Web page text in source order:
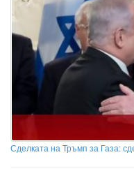
Сделката на Тръмп за Газа: